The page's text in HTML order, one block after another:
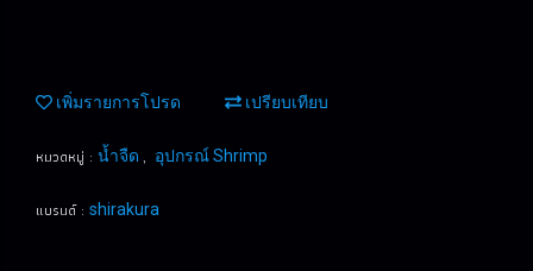
เพิ่มรายการโปรด เปรียบเทียบ
หมวดหมู่ : น้ำจืด , อุปกรณ์ Shrimp
แบรนด์ : shirakura